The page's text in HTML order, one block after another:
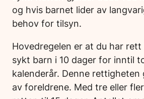
og hvis barnet lider av
behov for tilsyn.
Hovedregelen er at du har
sykt barn i 10 dager for inntil
kalenderår. Denne
av foreldrene. Med tre eller